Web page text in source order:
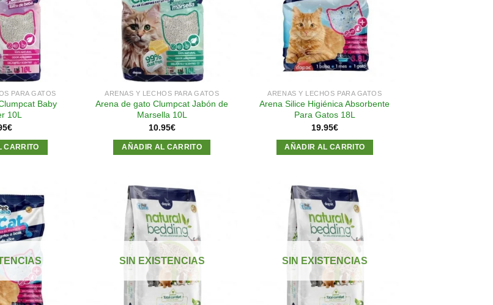
PARA GATOS
Baby
10L
€
CARRITO
deseos
ARENAS Y LECHOS PARA GATOS
Arena de gato Clumpcat Jabón de
Marsella 10L
10.95€
AÑADIR AL CARRITO
lista de
deseos
ARENAS Y LECHOS PARA GATOS
Arena Silice Higiénica Absorbente
Para Gatos 18L
19.95€
AÑADIR AL CARRITO
Añadir
deseos
deseos
SIN EXISTENCIAS
deseos
SIN EXISTENCIAS